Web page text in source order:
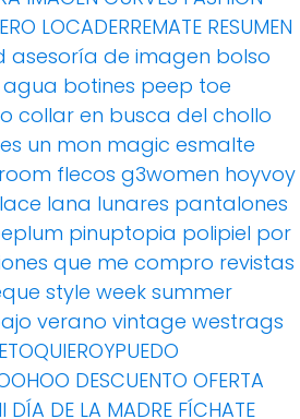
LOCADERREMATE RESUMEN
asesoría de imagen bolso
botines peep toe
collar en busca del chollo
es un mon magic esmalte
flecos g3women hoyvoy
lace lana lunares pantalones
pinuptopia polipiel por
que me compro revistas
style week summer
verano vintage westrags
DESCUENTO OFERTA
DÍA DE LA MADRE FÍCHATE